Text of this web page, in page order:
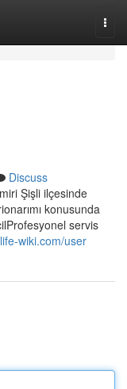
Discuss
Şişli ilçesinde
konusunda
servis
wiki.com/user